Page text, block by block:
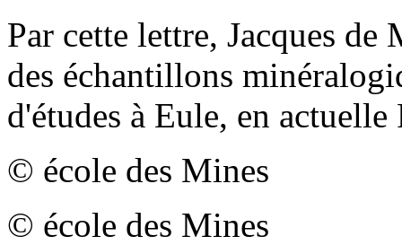
Par cette lettre, Jacques
des échantillons
d'études à Eule, en
© école des Mines
© école des Mines